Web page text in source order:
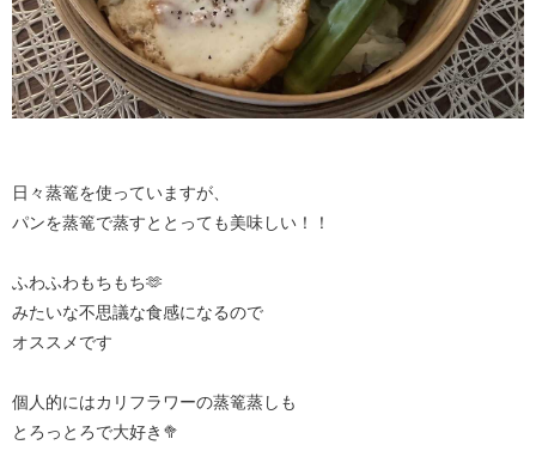
日々蒸篭を使っていますが、
パンを蒸篭で蒸すととっても美味しい！！
ふわふわもちもち🫶
みたいな不思議な食感になるので
オススメです
個人的にはカリフラワーの蒸篭蒸しも
とろっとろで大好き🥦